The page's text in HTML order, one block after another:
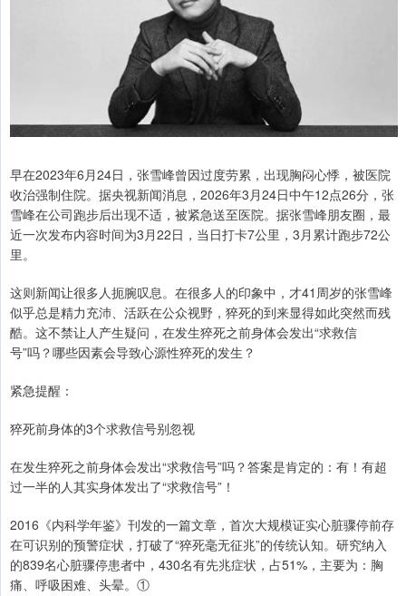
早在2023年6月24日，张雪峰曾因过度劳累，出现胸闷心悸，被医院
收治强制住院。据央视新闻消息，2026年3月24日中午12点26分，张
雪峰在公司跑步后出现不适，被紧急送至医院。据张雪峰朋友圈，最
近一次发布内容时间为3月22日，当日打卡7公里，3月累计跑步72公
里。
这则新闻让很多人扼腕叹息。在很多人的印象中，才41周岁的张雪峰
似乎总是精力充沛、活跃在公众视野，猝死的到来显得如此突然而残
酷。这不禁让人产生疑问，在发生猝死之前身体会发出“求救信
号”吗？哪些因素会导致心源性猝死的发生？
紧急提醒：
猝死前身体的3个求救信号别忽视
在发生猝死之前身体会发出“求救信号”吗？答案是肯定的：有！有超
过一半的人其实身体发出了“求救信号”！
2016《内科学年鉴》刊发的一篇文章，首次大规模证实心脏骤停前存
在可识别的预警症状，打破了“猝死毫无征兆”的传统认知。研究纳入
的839名心脏骤停患者中，430名有先兆症状，占51%，主要为：胸
痛、呼吸困难、头晕。①